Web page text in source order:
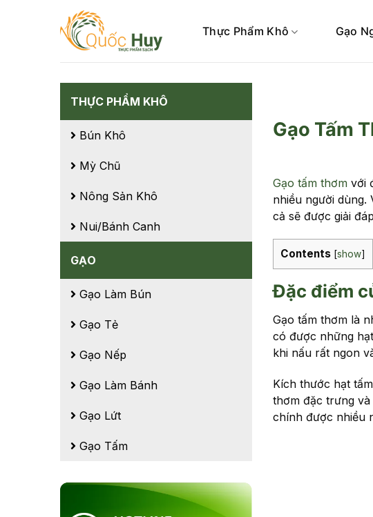
Thực Phẩm Khô Gạo
THỰC PHẨM KHÔ
Bún Khô
Mỳ Chũ
Nông Sản Khô
Nui/Bánh Canh
GẠO
Gạo Làm Bún
Gạo Tẻ
Gạo Nếp
Gạo Làm Bánh
Gạo Lứt
Gạo Tấm
Gạo Tấm
Gạo tấm thơmvới
nhiều người
cả sẽ được giải
Contents [show]
Đặc điểm
Gạo tấm thơm là
có được những hạt
khi nấu rất ngon
Kích thước hạt
thơm đặc trưng
chính được nhiều